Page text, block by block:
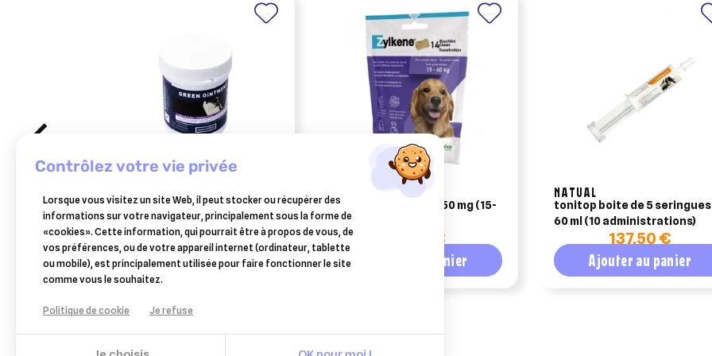
GREEN PEX
greenpex green ointment 250
ml
22,95 €
Ajouter au panier
VÉTOQUINOL
zylkène bouchées 450 mg (15-
60 kg)
30,83 €
Ajouter au panier
NATUAL
tonitop boite de 5 seringues
60 ml (10 administrations)
137,50 €
Ajouter au panier
contrôlez votre vie privée
Lorsque vous visitez un site Web, il peut stocker ou récupérer des
informations sur votre navigateur, principalement sous la forme de
«cookies». Cette information, qui pourrait être à propos de vous, de
vos préférences, ou de votre appareil internet (ordinateur, tablette
ou mobile), est principalement utilisée pour faire fonctionner le site
comme vous le souhaitez.
Politique de cookie Je refuse